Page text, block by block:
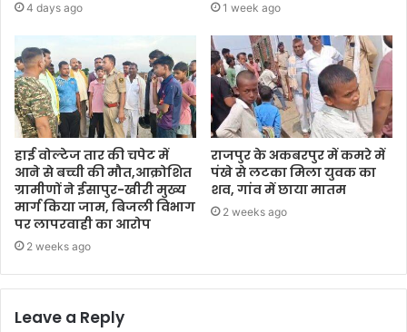
4 days ago 1 week ago
हाई वोल्टेज तार की चपेट में
आने से बच्ची की मौत,आक्रोशित
ग्रामीणों ने ईसापुर-खीरी मुख्य
मार्ग किया जाम, बिजली विभाग
पर लापरवाही का आरोप
2 weeks ago
राजपुर के अकबरपुर में कमरे में
पंखे से लटका मिला युवक का
शव, गांव में छाया मातम
2 weeks ago
Leave a Reply